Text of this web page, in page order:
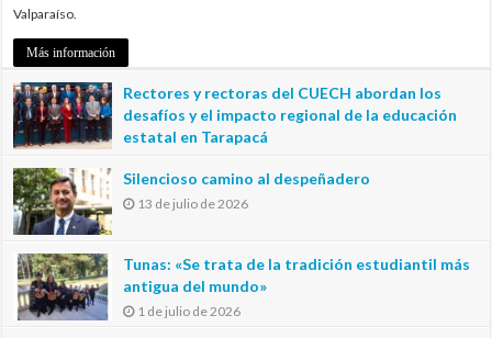
Valparaíso.
Más información
Rectores y rectoras del CUECH abordan los
desafíos y el impacto regional de la educación
estatal en Tarapacá
Silencioso camino al despeñadero
13 de julio de 2026
Tunas: «Se trata de la tradición estudiantil más
antigua del mundo»
1 de julio de 2026